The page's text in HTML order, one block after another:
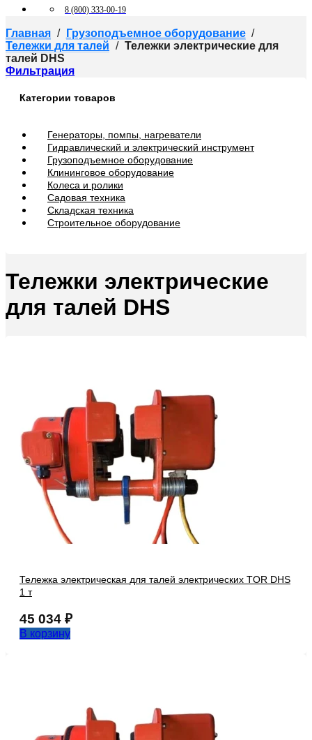
8 (800) 333-00-19
Главная / Грузоподъемное оборудование /
Тележки для талей / Тележки электрические для
талей DHS
Фильтрация
Категории товаров
Генераторы, помпы, нагреватели
Гидравлический и электрический инструмент
Грузоподъемное оборудование
Клининговое оборудование
Колеса и ролики
Садовая техника
Складская техника
Строительное оборудование
Тележки электрические
для талей DHS
Тележка электрическая для талей электрических TOR DHS
1 т
45 034 ₽
В корзину